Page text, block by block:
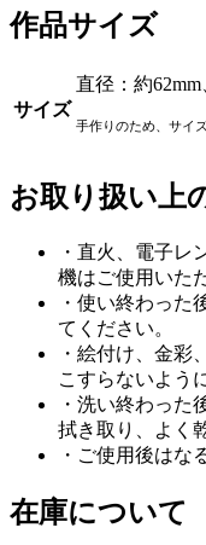
作品サイズ
サイズ
直径：約
手作りのため、サイ
お取り扱い上
・直火、電子レ
機はご使用いた
・使い終わった
てください。
・絵付け、金彩
こすらないよう
・洗い終わった
拭き取り、よく
・ご使用後はな
在庫について